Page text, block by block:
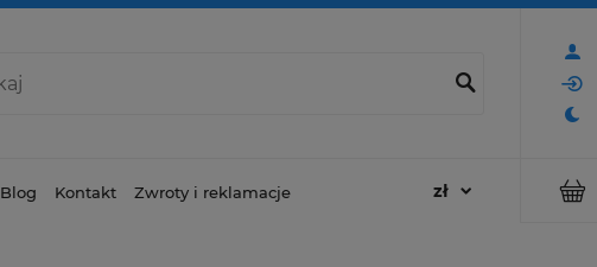
Blog Kontakt Zwroty i reklamacje